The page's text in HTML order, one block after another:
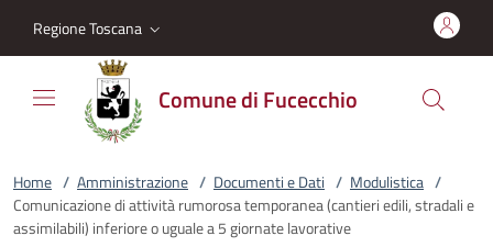
Regione Toscana
Comune di Fucecchio
Home / Amministrazione / Documenti e Dati / Modulistica /
Comunicazione di attività rumorosa temporanea (cantieri edili, stradali e
assimilabili) inferiore o uguale a 5 giornate lavorative